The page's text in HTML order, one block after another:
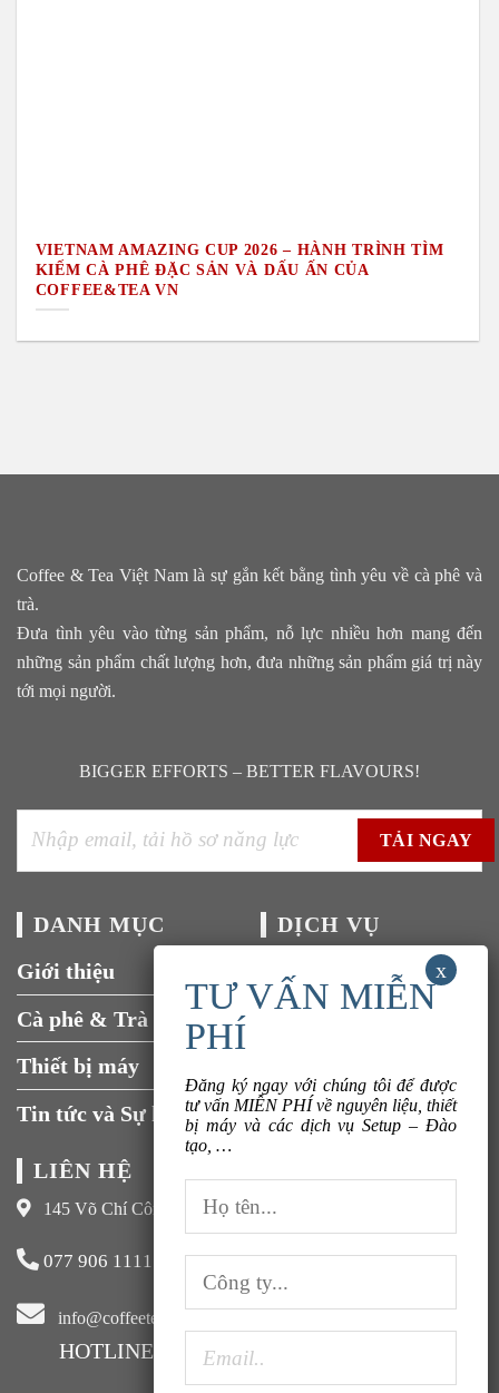
VIETNAM AMAZING CUP 2026 – HÀNH TRÌNH TÌM
KIẾM CÀ PHÊ ĐẶC SẢN VÀ DẤU ẤN CỦA
COFFEE&TEA VN
Coffee & Tea Việt Nam là sự gắn kết bằng tình yêu về cà phê và
trà.
Đưa tình yêu vào từng sản phẩm, nỗ lực nhiều hơn mang đến
những sản phẩm chất lượng hơn, đưa những sản phẩm giá trị này
tới mọi người.
BIGGER EFFORTS – BETTER FLAVOURS!
DANH MỤC
Giới thiệu
Cà phê & Trà
Thiết bị máy
Tin tức và Sự kiện
DỊCH VỤ
Tuyển dụng
LIÊN HỆ
145 Võ Chí Công, Xuân La, Tây Hồ, Hà Nội
077 906 1111
info@coffeeteavn.com
HOTLINE KINH DOANH:
Đăng ký ngay với chúng tôi để được
tư vấn MIỄN PHÍ về nguyên liệu, thiết
bị máy và các dịch vụ Setup – Đào
tạo, …